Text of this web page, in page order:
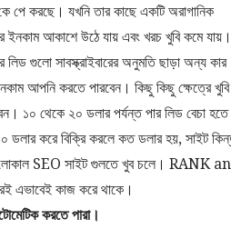
করছে। যখনি তার কাছে একটি অরাগানিক
ইনকাম আকাশে উঠে যায় এবং খরচ খুবি কমে যায়।
গুলো সাবস্ক্রাইবারের অনুমতি ছাড়া অন্য কার
আপনি করতে পারবেন। কিছু কিছু ক্ষেত্রে খুবি
১০ থেকে ২০ ডলার পর্যন্ত পার লিড বেচা হতে
ডলার করে বিক্রি করলে কত ডলার হয়, সাইট
SEO সাইট গুলতে খুব চলে। RANK
এভাবেই কাজ করে থাকে।
করতে পারা।